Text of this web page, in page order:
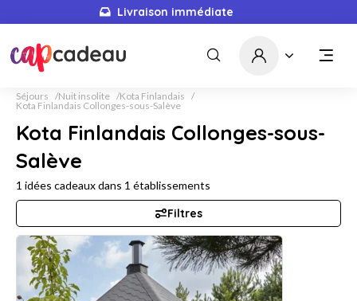
Livraison immédiate
Séjours Nuit insolite
Kota Finlandais
Kota Finlandais Collonges-sous-Salève
Kota Finlandais Collonges-sous-
Salève
1 idées cadeaux dans 1 établissements
Filtres